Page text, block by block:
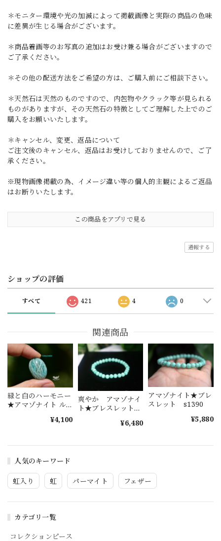
人気のキーワード
虹入り 虹 パーマイト フェザー
カテゴリ一覧
コレクションピース
＊モニター環境や光の加減によって掲載画像と実際の商品の色味
に差異が生じる場合がございます。
＊商品着画等のお写真の追加はお受け兼る場合がございますので
ご了承ください。
＊その他の配送方法をご希望の方は、ご購入前にご相談下さい。
＊天然石は天然のものですので、内包物やクラック等が見られる
ものがありますが、その天然石の特徴としてご理解した上でのご
購入をお願いいたします。
＊キャンセル、変更、返品について
ご注文後のキャンセル、返品はお受けしておりませんので、ご了
承ください。
※現物画像掲載の為、イメージ違い等の個人的主観によるご返品
はお断りいたします。
この商品をアプリで見る
通報する
ショップの評価
すべて 421 4 0
関連商品
緑と白のハーモニー
★アマゾナイト ル
¥4,100
爽やか アマゾナイ
ト★ブレスレット
¥6,480
アマゾナイト★ブレ
スレット s1390
¥5,880